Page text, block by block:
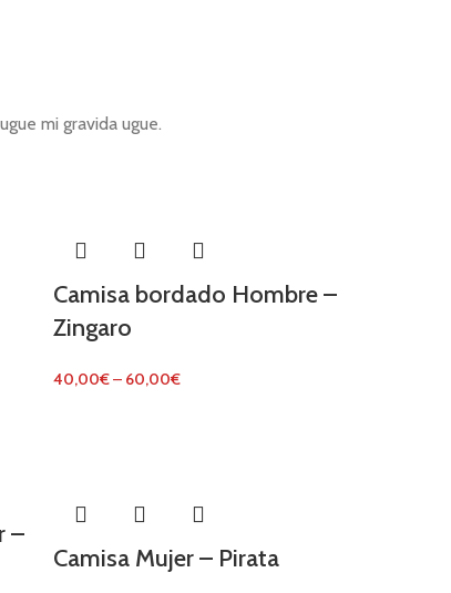
mi gravida ugue.
Camisa bordado Hombre –
Zingaro
40,00€– 60,00€
–
Camisa Mujer – Pirata